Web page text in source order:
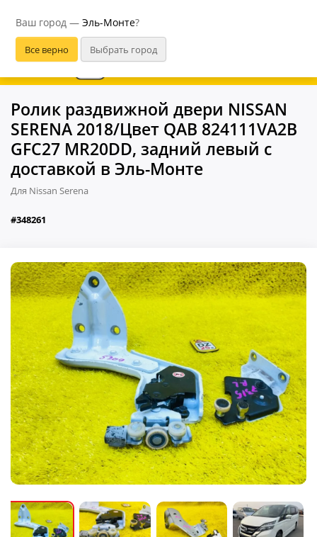
Ваш город — Эль-Монте?
В приложении удобнее
Ролик раздвижной двери NISSAN
SERENA 2018/Цвет QAB 824111VA2B
GFC27 MR20DD, задний левый с
доставкой в Эль-Монте
Для Nissan Serena
#348261